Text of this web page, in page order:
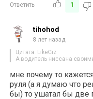
Ответить 1
tihohod
8 лет назад
Цитата: LikeGiz
А водитель ниссана
мне почему то
руля (а я думаю что
бы) то ушатал бы две